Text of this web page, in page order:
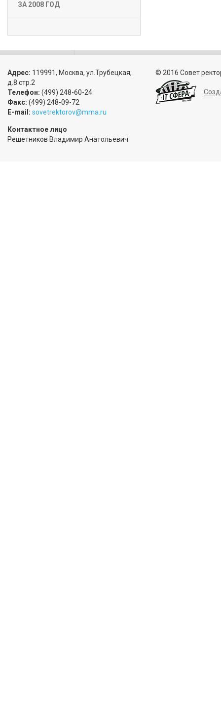
ЗА 2008 ГОД
Адрес: 119991, Москва, ул.Трубецкая,
д.8 стр.2
Телефон: (499) 248-60-24
Факс: (499) 248-09-72
E-mail: sovetrektorov@mma.ru
Контактное лицо
Решетников Владимир Анатольевич
© 2016 Совет